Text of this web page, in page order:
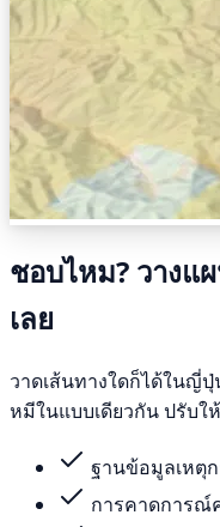
ชอบไหม? วางแ
เลย
วาดเส้นทางใดก็ได้ในญี่
หมีในแบบเดียวกัน ปรับใ
ฐานข้อมูลเหตุ
การคาดการณ์